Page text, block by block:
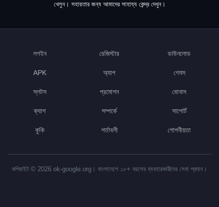
খেলুন। সহায়তার জন্য আমাদের সাহায্য কেন্দ্রদেখুন।
লগইন রেজিস্টার ডাউনলোড
APK অ্যাপ গেমস
স্লটস প্রমোশন বোনাস
ক্যাশ সম্পর্কে সাপোর্ট
কুকি শর্তাবলী গোপনীয়তা
কপিরাইট © 2026 ok-google.org। বাংলাদেশে ১৮+ বয়সের ব্যবহারকারীদের সেবা প্রদান।